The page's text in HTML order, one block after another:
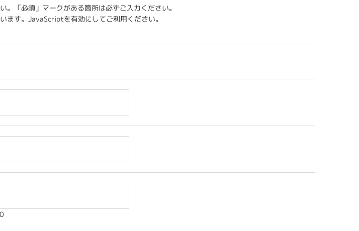
。「必須」マークがある箇所は必ずご入力ください。
ます。JavaScriptを有効にしてご利用ください。